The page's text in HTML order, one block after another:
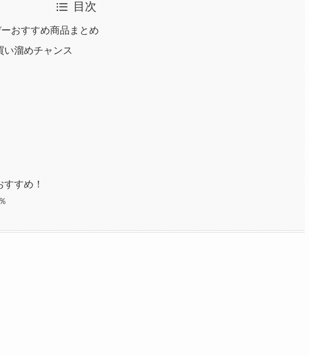
目次
おすすめ商品まとめ
い溜めチャンス
すめ！